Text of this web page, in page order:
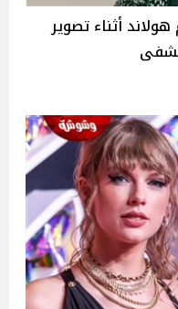
أثناء تصوير